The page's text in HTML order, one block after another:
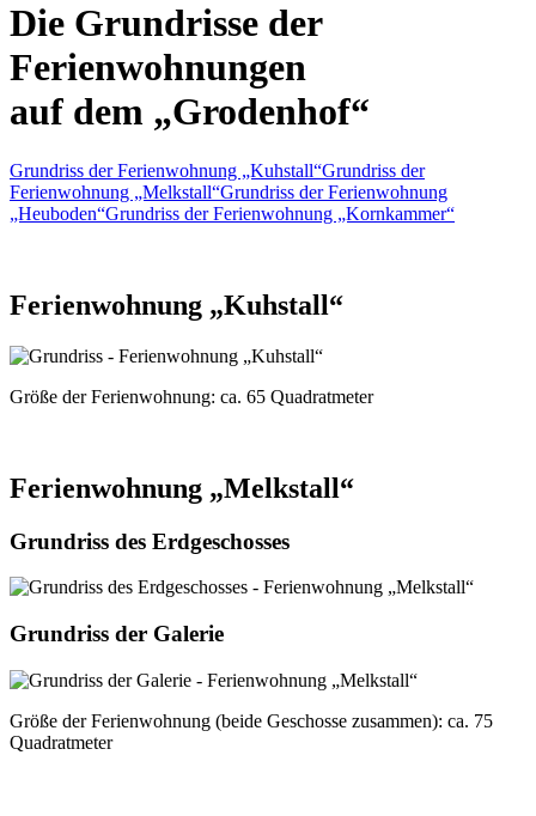
Die Grundrisse der
Ferienwohnungen
auf dem „Grodenhof“
Grundriss der Ferienwohnung „Kuhstall“Grundriss der
Ferienwohnung „Melkstall“Grundriss der Ferienwohnung
„Heuboden“Grundriss der Ferienwohnung „Kornkammer“
Ferienwohnung „Kuhstall“
Größe der Ferienwohnung: ca. 65 Quadratmeter
Ferienwohnung „Melkstall“
Grundriss des Erdgeschosses
Grundriss der Galerie
Größe der Ferienwohnung (beide Geschosse zusammen): ca. 75
Quadratmeter